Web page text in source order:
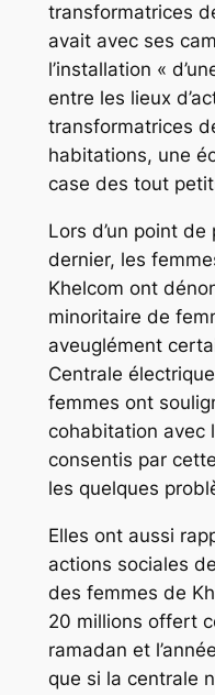
transformatrices
avait avec ses
l’installation «
entre les lieux
transformatrices
habitations, une
case des tout
Lors d’un point
dernier, les
Khelcom ont
minoritaire de
aveuglément
Centrale
femmes ont
cohabitation avec
consentis par
les quelques
Elles ont aussi
actions sociales
des femmes de
20 millions offert
ramadan et
que si la centrale